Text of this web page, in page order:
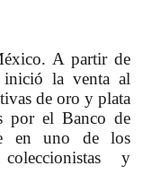
A partir de
la venta al
de oro y plata
por el Banco de
en uno de los
y